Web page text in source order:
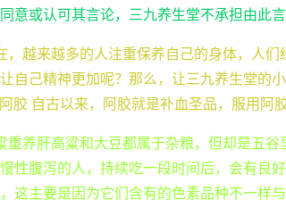
意或认可其言论，三九养生堂不承担由此
，越来越多的人注重保养自己的身体，人
自己精神更加呢？那么，让三九养生堂的
胶 自古以来，阿胶就是补血圣品，服用阿
重养肝高粱和大豆都属于杂粮，但却是五
性腹泻的人，持续吃一段时间后，会有良
这主要是因为它们含有的色素品种不一样